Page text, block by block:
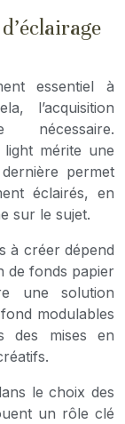
essentiel à
l’acquisition
nécessaire.
light mérite une
permet
éclairés, en
sur le sujet.
à créer dépend
de fonds papier
une solution
modulables
des mises en
le choix des
un rôle clé